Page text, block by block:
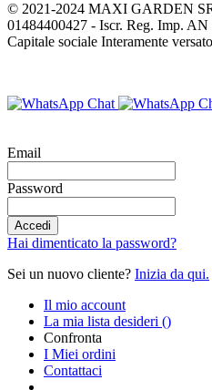
© 2021-2024 MAXI GARDEN
01484400427 - Iscr. Reg. Imp.
Capitale sociale Interamente
Email
Password
Accedi
Hai dimenticato la password?
Sei un nuovo cliente? Inizia da qui.
Il mio account
La mia lista desideri ()
Confronta
I Miei ordini
Contattaci